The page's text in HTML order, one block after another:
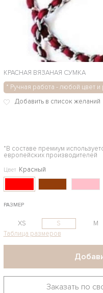
КРАСНАЯ ВЯЗАНАЯ СУМКА
* Ручная работа - любой цвет
*В составе премиум
европейских производителей
Цвет Красный
РАЗМЕР
XS S M
Таблица размеров
Заказать по